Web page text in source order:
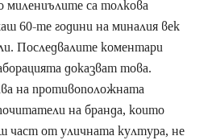
милениълите са толкова
60-те години на миналия век
Последвалите коментари
доказват това.
на противоположната
на бранда, които
част от уличната култура, не